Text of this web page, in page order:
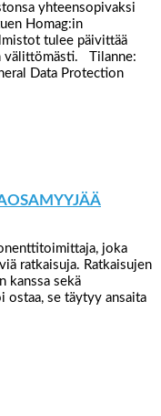
yhteensopivaksi
Homag:in
tulee päivittää
välittömästi. Tilanne:
Data Protection
joka
ratkaisuja. Ratkaisujen
kanssa sekä
ostaa, se täytyy ansaita